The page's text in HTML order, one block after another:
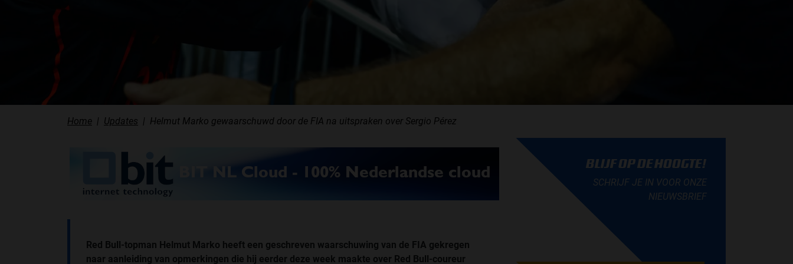
Home Updates Helmut Marko gewaarschuwd door de FIA na uitspraken over Sergio Pérez
Red Bull-topman Helmut Marko heeft een geschreven waarschuwing van de FIA gekregen
naar aanleiding van opmerkingen die hij eerder deze week maakte over Red Bull-coureur
BLIJF OP DE HOOGTE!
SCHRIJF JE IN VOOR ONZE
NIEUWSBRIEF